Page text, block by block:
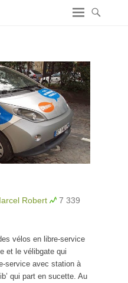
Robert
7 339
vélos en libre-service
et le vélibgate qui
service avec station à
qui part en sucette. Au